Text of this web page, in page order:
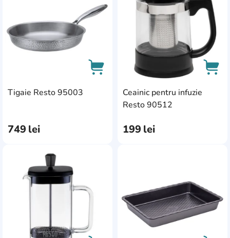
Tigaie Resto 95003
749 lei
AddCardToCart
Ceainic pentru infuzie
Resto 90512
199 lei